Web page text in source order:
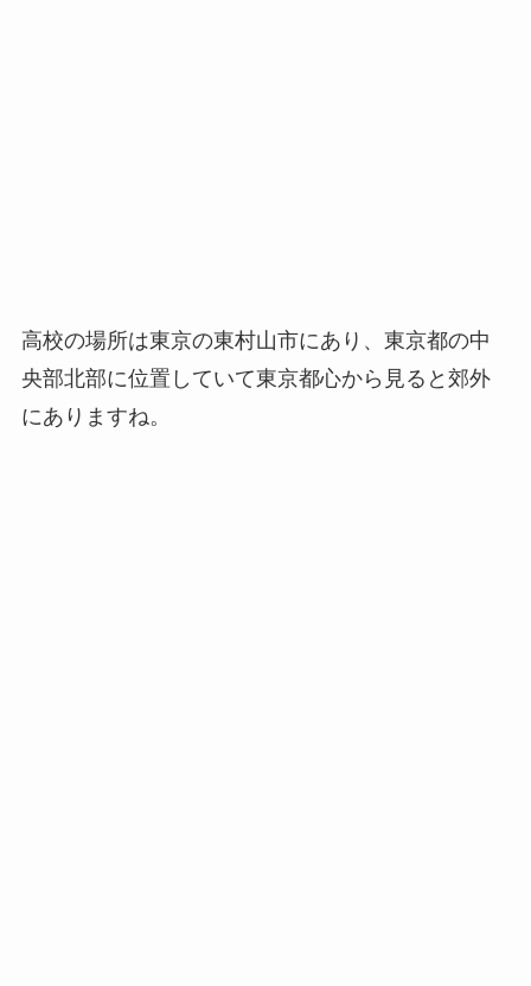
高校の場所は東京の東村山市にあり、東京都の中
央部北部に位置していて東京都心から見ると郊外
にありますね。